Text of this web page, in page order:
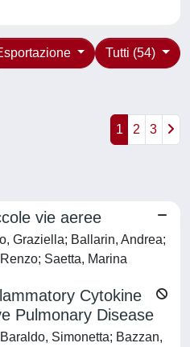
Tutti (54)
1 2 3
vie aeree
Graziella; Ballarin, Andrea;
Saetta, Marina
Cytokine
Pulmonary Disease
Simonetta; Bazzan,